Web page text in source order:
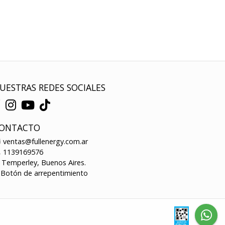
REDES SOCIALES
ventas@fullenergy.com.ar
1139169576
Temperley, Buenos Aires.
de arrepentimiento